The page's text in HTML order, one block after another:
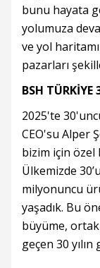
bunu hayata
yolumuza
ve yol
pazarları
BSH
2025'te
CEO'su Alper
bizim için özel
Ülkemizde
milyonuncu
yaşadık. Bu
büyüme, ortak
geçen 30